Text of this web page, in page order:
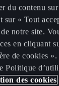
avec le
services
espace virtuel
leur propre
avec les autres
la voix.
du contenu
sur « Tout
notre site.
en cliquant
de cookies
Politique
des cookies